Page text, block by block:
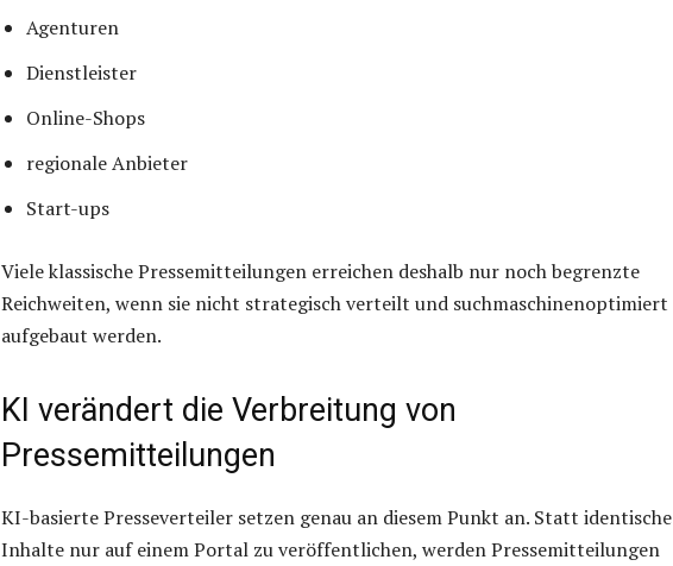
Agenturen
Dienstleister
Online-Shops
regionale Anbieter
Start-ups
Viele klassische Pressemitteilungen erreichen deshalb nur noch begrenzte
Reichweiten, wenn sie nicht strategisch verteilt und suchmaschinenoptimiert
aufgebaut werden.
KI verändert die Verbreitung von
Pressemitteilungen
KI-basierte Presseverteiler setzen genau an diesem Punkt an. Statt identische
Inhalte nur auf einem Portal zu veröffentlichen, werden Pressemitteilungen